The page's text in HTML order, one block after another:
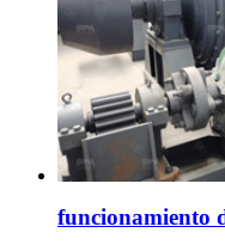
funcionamiento